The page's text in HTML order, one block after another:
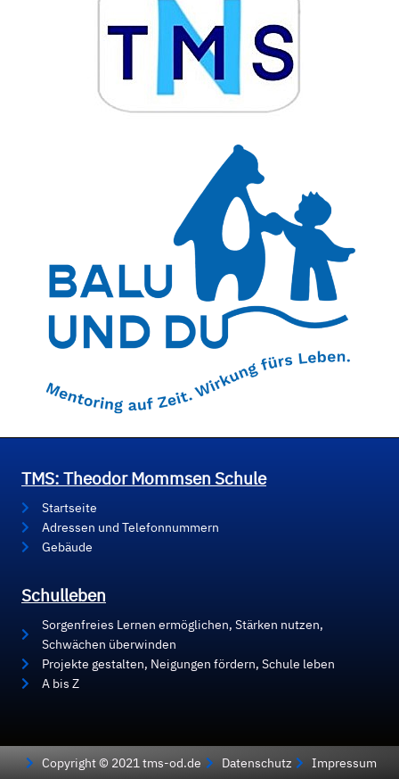
TMS: Theodor Mommsen Schule
Startseite
Adressen und Telefonnummern
Gebäude
Schulleben
Sorgenfreies Lernen ermöglichen, Stärken nutzen,
Schwächen überwinden
Projekte gestalten, Neigungen fördern, Schule leben
A bis Z
Copyright © 2021 tms-od.de Datenschutz Impressum